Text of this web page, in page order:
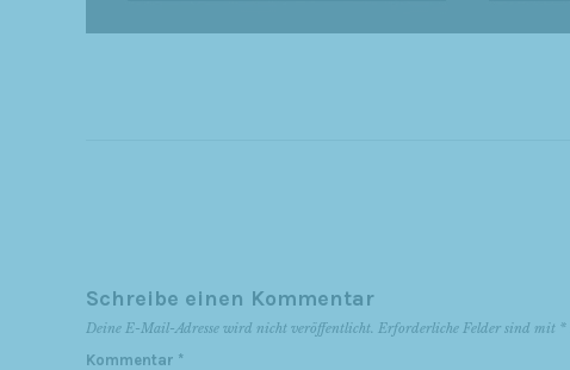
Schreibe einen Kommentar
Deine E-Mail-Adresse wird nicht veröffentlicht. Erforderliche Felder sind mit *
Kommentar *